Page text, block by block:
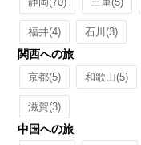
福井(4) 石川(3)
関西への旅
京都(5) 和歌山(5)
滋賀(3)
中国への旅